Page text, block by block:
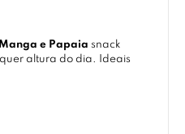
e Papaia snack
altura do dia. Ideais